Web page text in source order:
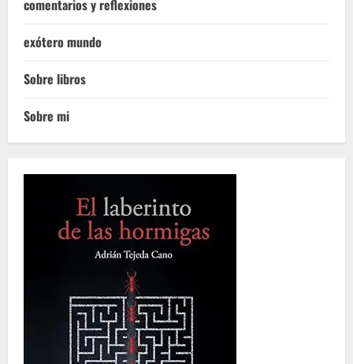
comentarios y reflexiones
exótero mundo
Sobre libros
Sobre mi